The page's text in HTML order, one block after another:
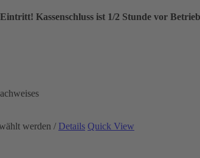
Eintritt! Kassenschluss ist 1/2 Stunde vor
werden / Details Quick View